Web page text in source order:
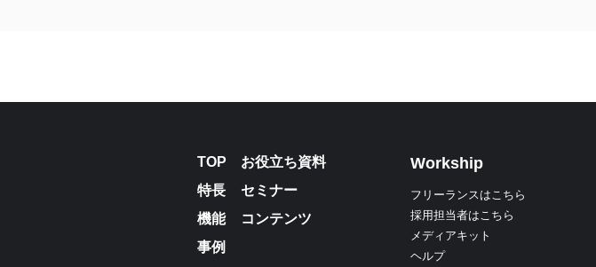
TOP
特長
機能
事例
お役立ち資料
セミナー
コンテンツ
Workship
フリーランスはこちら
採用担当者はこちら
メディアキット
ヘルプ